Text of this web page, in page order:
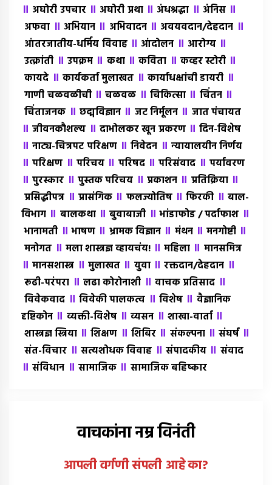
॥ अघोरी उपचार ॥ अघोरी प्रथा ॥ अंधश्रद्धा ॥ अंंनिस ॥
अफवा ॥ अभियान ॥ अभिवादन ॥ अवयवदान/देहदान ॥
आंतरजातीय-धर्मिय विवाह ॥ आंदोलन ॥ आरोग्य ॥
उत्क्रांती ॥ उपक्रम ॥ कथा ॥कविता ॥ कव्हर स्टोरी ॥
कायदे ॥ कार्यकर्ता मुलाखत ॥ कार्याधक्षांची डायरी ॥
गाणी चळवळीची ॥चळवळ ॥ चिकित्सा ॥ चिंतन ॥
चिंताजनक ॥ छद्मविज्ञान ॥ जट निर्मूलन ॥ जात पंचायत
॥जीवनकौशल्य ॥ दाभोलकर खून प्रकरण ॥दिन-विशेष
॥नाट्य-चित्रपट परिक्षण ॥निवेदन ॥ न्यायालयीन निर्णय
॥परिक्षण ॥ परिचय ॥ परिषद ॥परिसंवाद ॥ पर्यावरण
॥पुरस्कार ॥ पुस्तक परिचय ॥ प्रकाशन ॥ प्रतिक्रिया ॥
प्रसिद्धीपत्र ॥ प्रासंगिक ॥ फलज्योतिष ॥फिरकी ॥ बाल-
विभाग ॥ बालकथा ॥बुवाबाजी ॥भांडाफोड / पर्दाफाश ॥
भानामती ॥भाषण ॥ भ्रामक विज्ञान ॥ मंथन ॥मनगोष्टी ॥
मनोगत ॥ मला शास्त्रज्ञ व्हायचंय! ॥महिला ॥ मानसमित्र
॥मानसशास्त्र ॥ मुलाखत ॥ युवा ॥रक्तदान/देहदान ॥
रूढी-परंपरा ॥ लढा कोरोनाशी ॥ वाचक प्रतिसाद ॥
विवेकवाद ॥ विवेकी पालकत्व ॥ विशेष ॥ वैज्ञानिक
दृष्टिकोन ॥ व्यक्ती-विशेष ॥व्यसन ॥ शाखा-वार्ता ॥
शास्त्रज्ञ स्त्रिया ॥शिक्षण ॥ शिबिर ॥ संकल्पना ॥संघर्ष ॥
संत-विचार ॥ सत्यशोधक विवाह ॥ संपादकीय ॥ संवाद
॥संविधान ॥ सामाजिक ॥ सामाजिक बहिष्कार
वाचकांना नम्र विनंती
आपली वर्गणी संपली आहेका?